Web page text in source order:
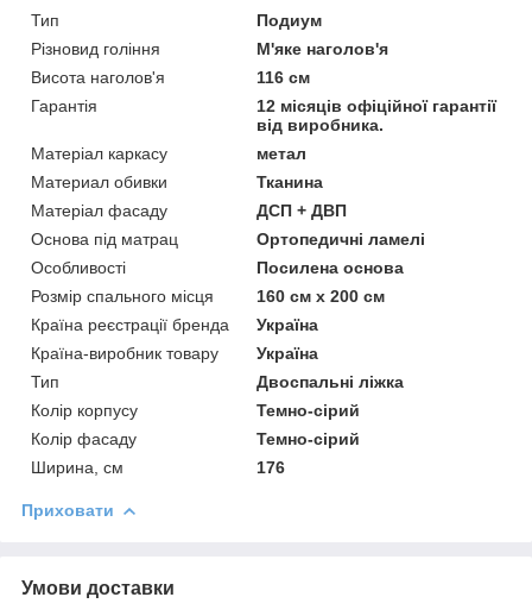
Тип
Подиум
Різновид гоління
М'яке наголов'я
Висота наголов'я
116 см
Гарантія
12 місяців офіційної гарантії
від виробника.
Матеріал каркасу
метал
Материал обивки
Тканина
Матеріал фасаду
ДСП + ДВП
Основа під матрац
Ортопедичні ламелі
Особливості
Посилена основа
Розмір спального місця
160 см х 200 см
Країна реєстрації бренда
Україна
Країна-виробник товару
Україна
Тип
Двоспальні ліжка
Колір корпусу
Темно-сірий
Колір фасаду
Темно-сірий
Ширина, см
176
Приховати
Умови доставки